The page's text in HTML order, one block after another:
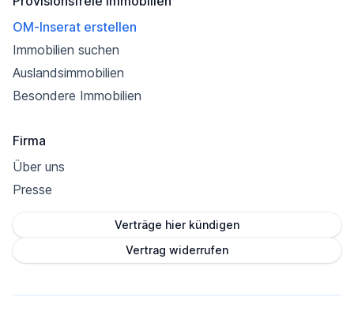
OM-Inserat erstellen
Immobilien suchen
Auslandsimmobilien
Besondere Immobilien
Firma
Über uns
Presse
Verträge hier kündigen
Vertrag widerrufen